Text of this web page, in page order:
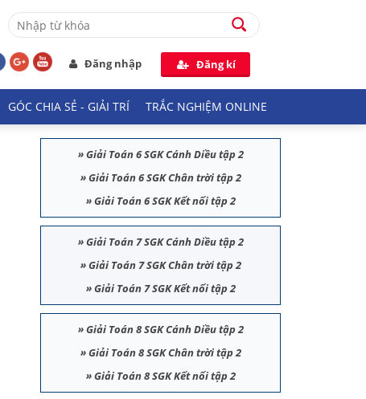
Đăng nhập Đăng kí
GÓC CHIA SẺ - GIẢI TRÍ TRẮC NGHIỆM ONLINE
»Giải Toán 6 SGK Cánh Diều tập 2
»Giải Toán 6 SGK Chân trời tập 2
»Giải Toán 6 SGK Kết nối tập 2
»Giải Toán 7 SGK Cánh Diều tập 2
»Giải Toán 7 SGK Chân trời tập 2
»Giải Toán 7 SGK Kết nối tập 2
»Giải Toán 8 SGK Cánh Diều tập 2
»Giải Toán 8 SGK Chân trời tập 2
»Giải Toán 8 SGK Kết nối tập 2